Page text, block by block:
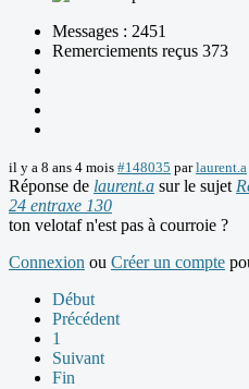
Messages : 2451
Remerciements reçus 373
il y a 8 ans 4 mois #148035 parlaurent.a
Réponse de laurent.a sur le sujet
24 entraxe 130
ton velotaf n'est pas à courroie ?
Connexion ou Créer un compte
Début
Précédent
1
Suivant
Fin